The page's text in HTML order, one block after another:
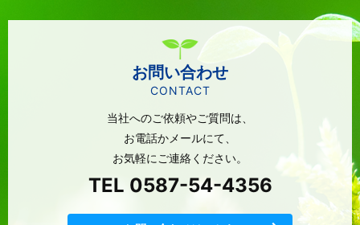
お問い合わせ
CONTACT
当社へのご依頼やご質問は、
お電話かメールにて、
お気軽にご連絡ください。
TEL 0587-54-4356